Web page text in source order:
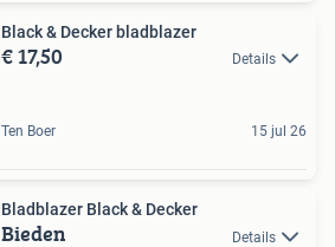
Black & Decker bladblazer
€ 17,50 Details
Ten Boer 15 jul 26
Bladblazer Black & Decker
Bieden Details